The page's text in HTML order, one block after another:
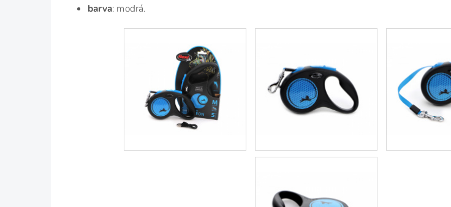
barva: modrá.